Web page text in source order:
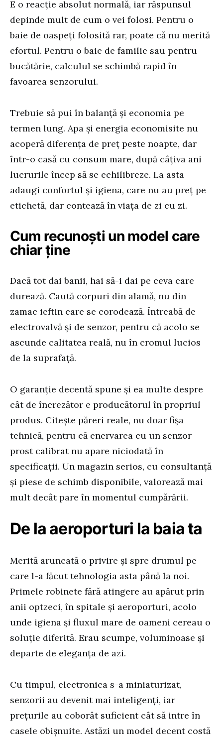
E o reacție absolut normală, iar răspunsul
depinde mult de cum o vei folosi. Pentru o
baie de oaspeți folosită rar, poate că nu merită
efortul. Pentru o baie de familie sau pentru
bucătărie, calculul se schimbă rapid în
favoarea senzorului.
Trebuie să pui în balanță și economia pe
termen lung. Apa și energia economisite nu
acoperă diferența de preț peste noapte, dar
într-o casă cu consum mare, după câțiva ani
lucrurile încep să se echilibreze. La asta
adaugi confortul și igiena, care nu au preț pe
etichetă, dar contează în viața de zi cu zi.
Cum recunoști un model care
chiar ține
Dacă tot dai banii, hai să-i dai pe ceva care
durează. Caută corpuri din alamă, nu din
zamac ieftin care se corodează. Întreabă de
electrovalvă și de senzor, pentru că acolo se
ascunde calitatea reală, nu în cromul lucios
de la suprafață.
O garanție decentă spune și ea multe despre
cât de încrezător e producătorul în propriul
produs. Citește păreri reale, nu doar fișa
tehnică, pentru că enervarea cu un senzor
prost calibrat nu apare niciodată în
specificații. Un magazin serios, cu consultanță
și piese de schimb disponibile, valorează mai
mult decât pare în momentul cumpărării.
De la aeroporturi la baia ta
Merită aruncată o privire și spre drumul pe
care l-a făcut tehnologia asta până la noi.
Primele robinete fără atingere au apărut prin
anii optzeci, în spitale și aeroporturi, acolo
unde igiena și fluxul mare de oameni cereau o
soluție diferită. Erau scumpe, voluminoase și
departe de eleganța de azi.
Cu timpul, electronica s-a miniaturizat,
senzorii au devenit mai inteligenți, iar
prețurile au coborât suficient cât să intre în
casele obișnuite. Astăzi un model decent costă